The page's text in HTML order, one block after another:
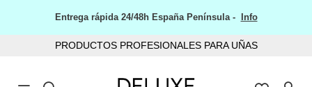
Entrega rápida 24/48h España Península - Info
PRODUCTOS PROFESIONALES PARA UÑAS